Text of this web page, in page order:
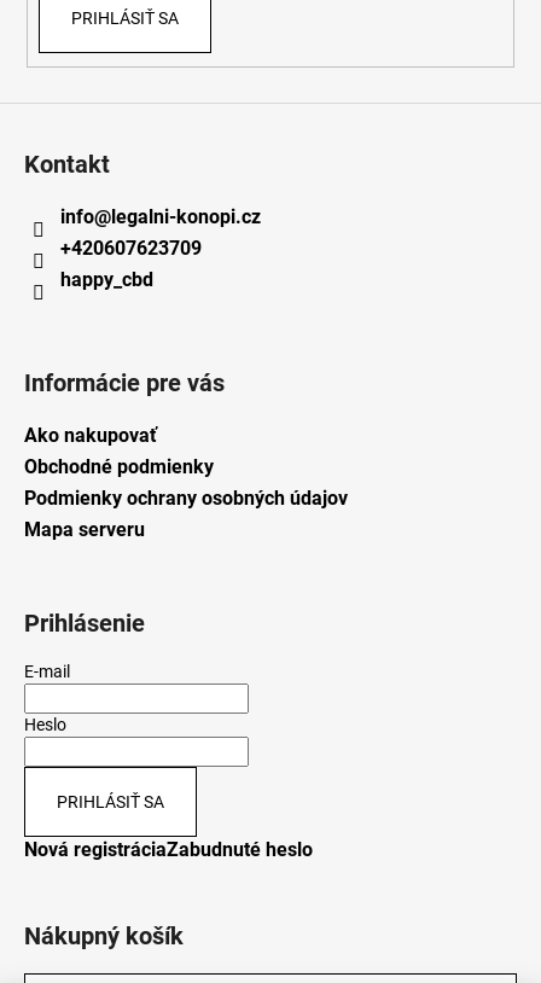
PRIHLÁSIŤ SA
Kontakt
info@legalni-konopi.cz
+420607623709
happy_cbd
Informácie pre vás
Ako nakupovať
Obchodné podmienky
Podmienky ochrany osobných údajov
Mapa serveru
Prihlásenie
E-mail
Heslo
PRIHLÁSIŤ SA
Nová registráciaZabudnuté heslo
Nákupný košík